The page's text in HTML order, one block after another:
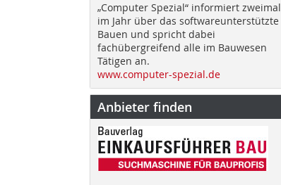
„Computer Spezial“ informiert zweimal
im Jahr über das softwareunterstützte
Bauen und spricht dabei
fachübergreifend alle im Bauwesen
Tätigen an.
www.computer-spezial.de
Anbieter finden